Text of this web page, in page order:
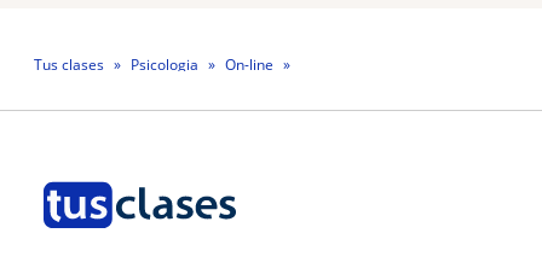
Tus clases Psicologia
On-line